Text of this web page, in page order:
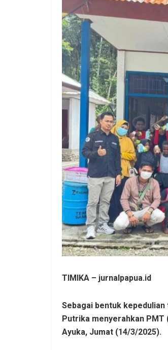
TIMIKA – jurnalpapua.id
Sebagai bentuk kepedulian
Putrika menyerahkan PMT
Ayuka, Jumat (14/3/2025).